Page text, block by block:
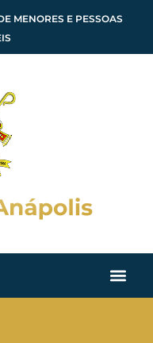
MENORES E PESSOAS